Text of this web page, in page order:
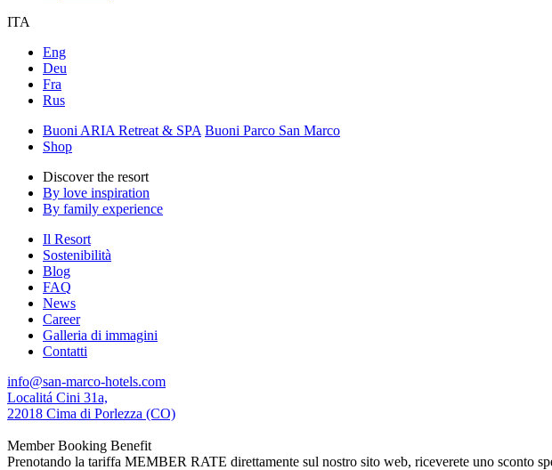
ITA
Eng
Deu
Fra
Rus
Buoni ARIA Retreat & SPA Buoni Parco San Marco
Shop
Discover the resort
By love inspiration
By family experience
Il Resort
Sostenibilità
Blog
FAQ
News
Career
Galleria di immagini
Contatti
info@san-marco-hotels.com
Localitá Cini 31a,
22018 Cima di Porlezza (CO)
Member Booking Benefit
Prenotando la tariffa MEMBER RATE direttamente sul nostro sito web, riceverete uno sconto